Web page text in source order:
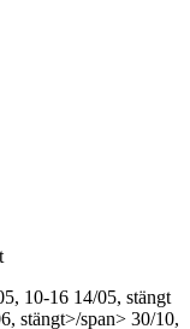
10-16 14/05, stängt
stängt>/span> 30/10,